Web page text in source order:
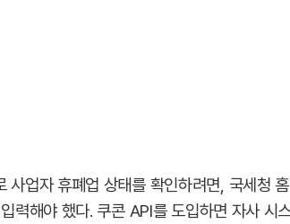
사업자 휴폐업 상태를 확인하려면, 국세청
력해야 했다. 쿠콘 API를 도입하면 자사 시